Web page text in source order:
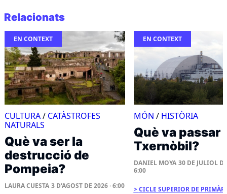
Relacionats
EN CONTEXT
CULTURA/ CATÀSTROFES
NATURALS
Què va ser la
destrucció de
Pompeia?
LAURA CUESTA 3 D'AGOST DE 2026 · 6:00
EN CONTEXT
MÓN / HISTÒRIA
Què va passar
Txernòbil?
DANIEL MOYA 30 DE JULIOL
6:00
CICLE SUPERIOR DE